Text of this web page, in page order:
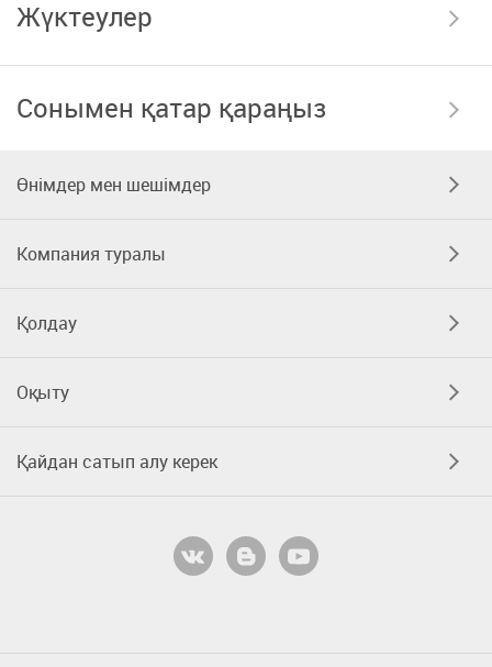
Жүктеулер
Сонымен қатар қараңыз
Өнімдер мен шешімдер
Компания туралы
Қолдау
Оқыту
Қайдан сатып алу керек